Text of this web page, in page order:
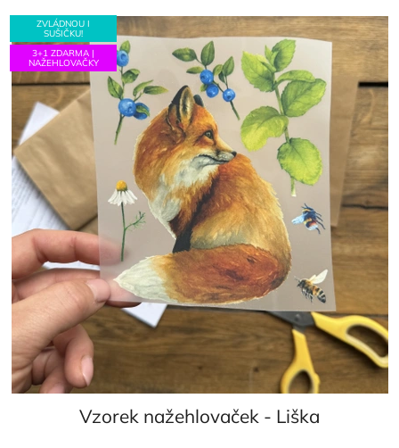
ZVLÁDNOU I
SUŠIČKU!
3+1 ZDARMA |
NAŽEHLOVAČKY
Vzorek nažehlovaček - Liška